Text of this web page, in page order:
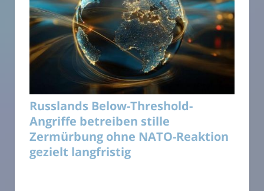
Russlands Below-Threshold-
Angriffe betreiben stille
Zermürbung ohne NATO-Reaktion
gezielt langfristig